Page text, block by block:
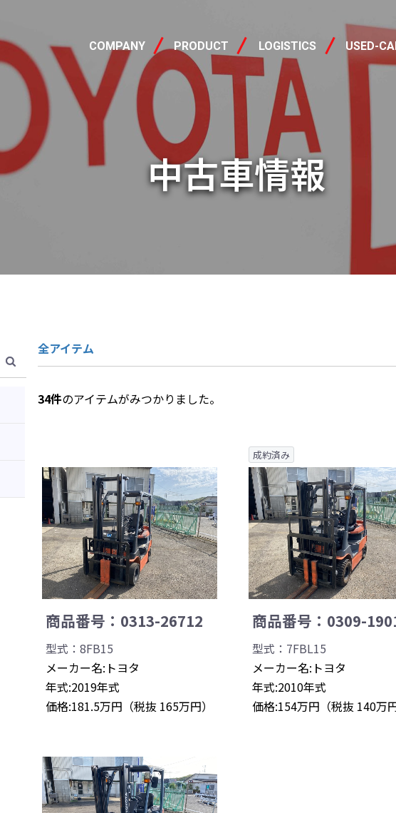
COMPANY
会社概要 PRODUCT
製品情報 LOGISTICS USED-
中古車
中古車情報
全アイテム
34件のアイテムがみつかりました。
商品番号：0313-26712
型式：8FB15
メーカー名:トヨタ
年式:2019年式
価格:181.5万円（税抜 165万円）
成約済み
商品番号：0309-
型式：7FBL15
メーカー名:トヨタ
年式:2010年式
価格:154万円（税抜 140万